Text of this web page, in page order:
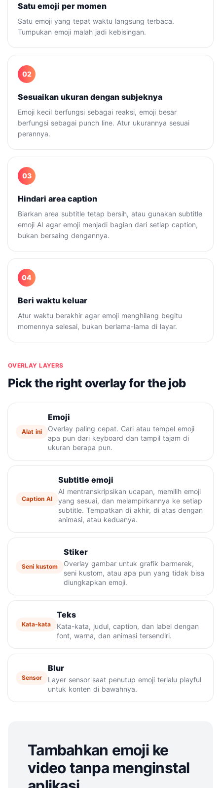
Satu emoji per momen
Satu emoji yang tepat waktu langsung terbaca.
Tumpukan emoji malah jadi kebisingan.
02
Sesuaikan ukuran dengan subjeknya
Emoji kecil berfungsi sebagai reaksi, emoji besar
berfungsi sebagai punch line. Atur ukurannya sesuai
perannya.
03
Hindari area caption
Biarkan area subtitle tetap bersih, atau gunakan subtitle
emoji AI agar emoji menjadi bagian dari setiap caption,
bukan bersaing dengannya.
04
Beri waktu keluar
Atur waktu berakhir agar emoji menghilang begitu
momennya selesai, bukan berlama-lama di layar.
OVERLAY LAYERS
Pick the right overlay for the job
Alat ini
Emoji
Overlay paling cepat. Cari atau tempel emoji
apa pun dari keyboard dan tampil tajam di
ukuran berapa pun.
Caption AI
Subtitle emoji
AI mentranskripsikan ucapan, memilih emoji
yang sesuai, dan melampirkannya ke setiap
subtitle. Tempatkan di akhir, di atas dengan
animasi, atau keduanya.
Seni kustom
Stiker
Overlay gambar untuk grafik bermerek,
seni kustom, atau apa pun yang tidak bisa
diungkapkan emoji.
Kata-kata
Teks
Kata-kata, judul, caption, dan label dengan
font, warna, dan animasi tersendiri.
Sensor
Blur
Layer sensor saat penutup emoji terlalu playful
untuk konten di bawahnya.
Tambahkan emoji ke
video tanpa menginstal